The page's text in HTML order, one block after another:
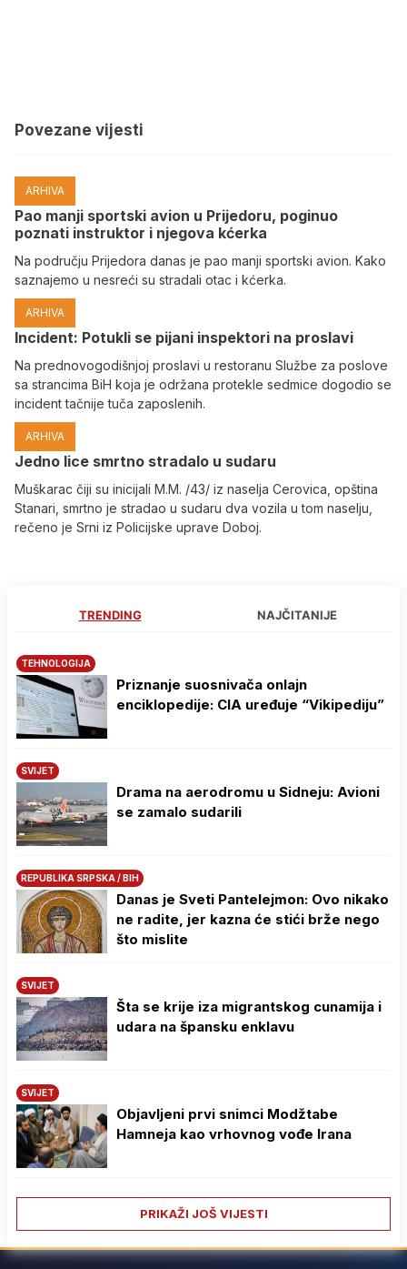
Povezane vijesti
ARHIVA
Pao manji sportski avion u Prijedoru, poginuo
poznati instruktor i njegova kćerka
Na području Prijedora danas je pao manji sportski avion. Kako
saznajemo u nesreći su stradali otac i kćerka.
ARHIVA
Incident: Potukli se pijani inspektori na proslavi
Na prednovogodišnjoj proslavi u restoranu Službe za poslove
sa strancima BiH koja je održana protekle sedmice dogodio se
incident tačnije tuča zaposlenih.
ARHIVA
Јedno lice smrtno stradalo u sudaru
Muškarac čiji su inicijali M.M. /43/ iz naselja Cerovica, opština
Stanari, smrtno je stradao u sudaru dva vozila u tom naselju,
rečeno je Srni iz Policijske uprave Doboj.
TRENDING NAJČITANIJE
TEHNOLOGIJA
Priznanje suosnivača onlajn
enciklopedije: CIA uređuje “Vikipediju”
SVIJET
Drama na aerodromu u Sidneju: Avioni
se zamalo sudarili
REPUBLIKA SRPSKA / BIH
Danas je Sveti Pantelejmon: Ovo nikako
ne radite, jer kazna će stići brže nego
što mislite
SVIJET
Šta se krije iza migrantskog cunamija i
udara na špansku enklavu
SVIJET
Objavljeni prvi snimci Modžtabe
Hamneja kao vrhovnog vođe Irana
PRIKAŽI JOŠ VIJESTI